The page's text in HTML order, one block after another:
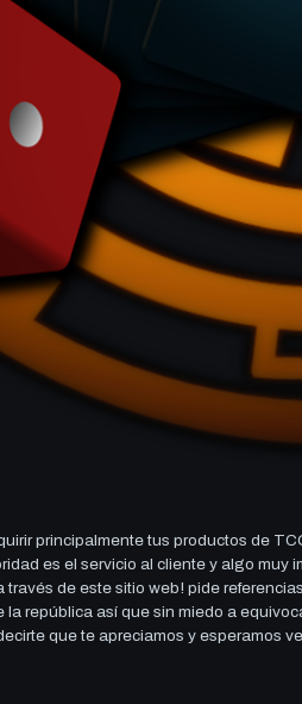
principalmente tus productos de
es el servicio al cliente y algo
de este sitio web! pide
república así que sin miedo a
que te apreciamos y esperamos